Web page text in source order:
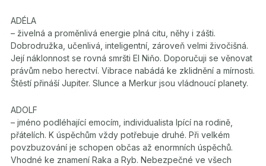
ADÉLA
– živelná a proměnlivá energie plná citu, něhy i zášti.
Dobrodružka, učenlivá, inteligentní, zároveň velmi živočišná.
Její náklonnost se rovná smršti El Niňo. Doporučuji se věnovat
právům nebo herectví. Vibrace nabádá ke zklidnění a mírnosti.
Štěstí přináší Jupiter. Slunce a Merkur jsou vládnoucí planety.
ADOLF
– jméno podléhající emocím, individualista lpící na rodině,
přátelích. K úspěchům vždy potřebuje druhé. Při velkém
povzbuzování je schopen občas až enormních úspěchů.
Vhodné ke znamení Raka a Ryb. Nebezpečné ve všech